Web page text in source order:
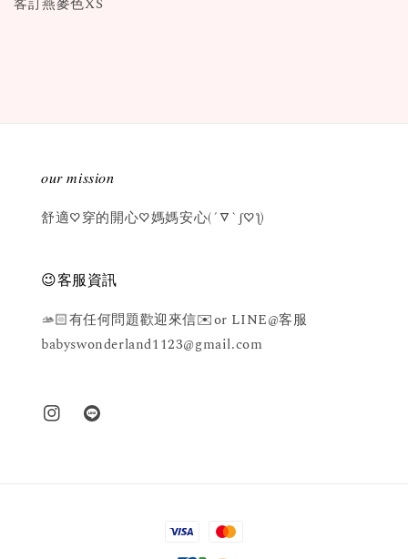
𝑜𝑢𝑟 𝑚𝑖𝑠𝑠𝑖𝑜𝑛
舒適♡穿的開心♡媽媽安心(´▽`ʃ♡ƪ)
😉客服資訊
🫴🏻有任何問題歡迎來信✉️or LINE@客服
babyswonderland1123@gmail.com